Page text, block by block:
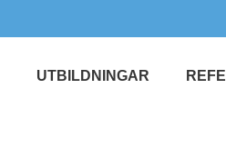
UTBILDNINGAR